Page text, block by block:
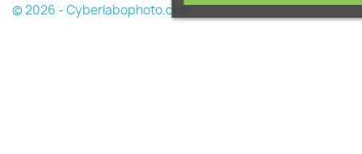
© 2026 - Cyberlabophoto.com